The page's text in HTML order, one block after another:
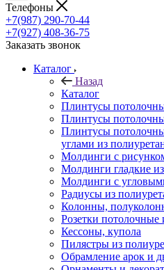
Телефоны
+7(987) 290-70-44
+7(927) 408-36-75
Заказать звонок
Каталог
Назад
Каталог
Плинтусы
Плинтусы
Плинтусы
углами из
Молдинги c
Молдинги гладкие
Молдинги с
Радиусы из
Колонны,
Розетки потолочные
Кессоны, купола
Пилястры из
Обрамление арок и